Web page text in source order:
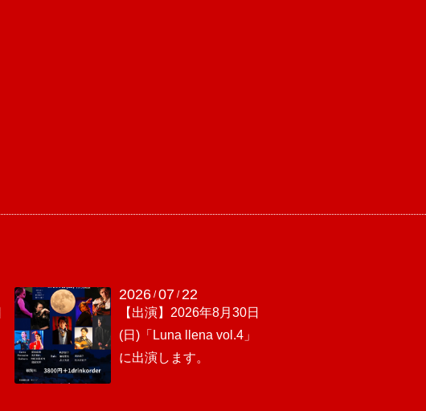
2026/07 /22
【出演】2026年8月30日
(日)「Luna llena vol.4」
に出演します。